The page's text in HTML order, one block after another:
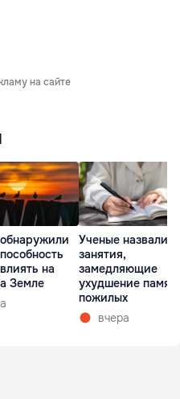
на сайте
на
Земле
Ученые назвали
занятия,
замедляющие
ухудшение
пожилых
вчера